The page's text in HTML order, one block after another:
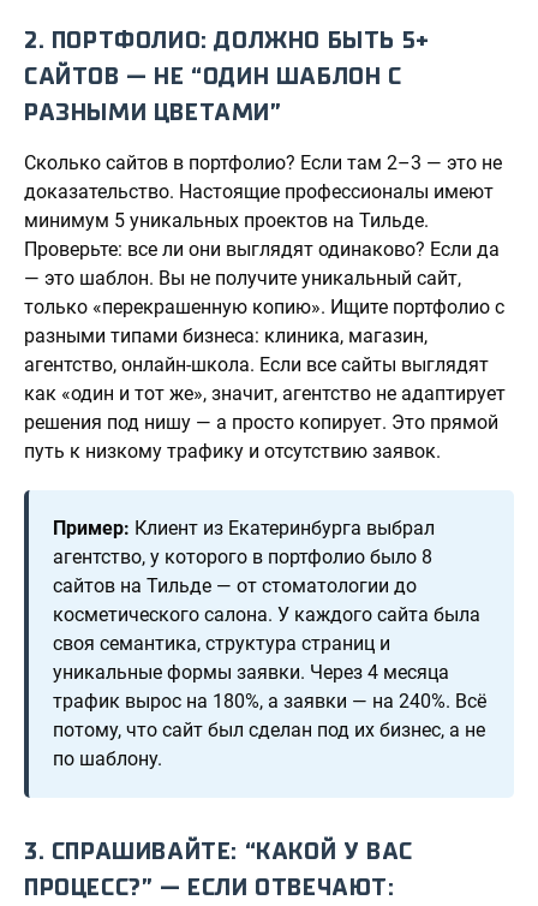
2. ПОРТФОЛИО: ДОЛЖНО БЫТЬ 5+
САЙТОВ — НЕ “ОДИН ШАБЛОН С
РАЗНЫМИ ЦВЕТАМИ”
Сколько сайтов в портфолио? Если там 2–3 — это не
доказательство. Настоящие профессионалы имеют
минимум 5 уникальных проектов на Тильде.
Проверьте: все ли они выглядят одинаково? Если да
— это шаблон. Вы не получите уникальный сайт,
только «перекрашенную копию». Ищите портфолио с
разными типами бизнеса: клиника, магазин,
агентство, онлайн-школа. Если все сайты выглядят
как «один и тот же», значит, агентство не адаптирует
решения под нишу — а просто копирует. Это прямой
путь к низкому трафику и отсутствию заявок.
Пример: Клиент из Екатеринбурга выбрал
агентство, у которого в портфолио было 8
сайтов на Тильде — от стоматологии до
косметического салона. У каждого сайта была
своя семантика, структура страниц и
уникальные формы заявки. Через 4 месяца
трафик вырос на 180%, а заявки — на 240%. Всё
потому, что сайт был сделан под их бизнес, а не
по шаблону.
3. СПРАШИВАЙТЕ: “КАКОЙ У ВАС
ПРОЦЕСС?” — ЕСЛИ ОТВЕЧАЮТ: